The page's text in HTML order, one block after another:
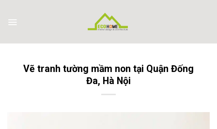
content
Vẽ tranh tường mầm non tại Quận Đống
Đa, Hà Nội